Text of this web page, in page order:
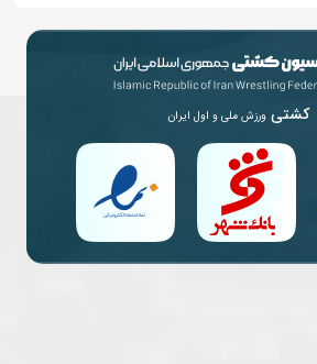
کشتی ورزش ملی و اول ایران